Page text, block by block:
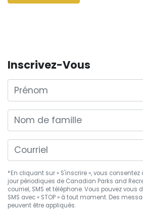
Inscrivez-Vous
Prénom
Nom de famille
*En cliquant sur « S'inscrire », vous
jour périodiques de Canadian Parks and
courriel, SMS et téléphone. Vous pouvez vous
SMS avec « STOP » à tout moment. Des
peuvent être appliqués.